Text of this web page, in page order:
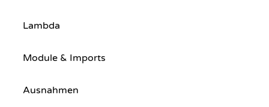
Lambda
Module & Imports
Ausnahmen